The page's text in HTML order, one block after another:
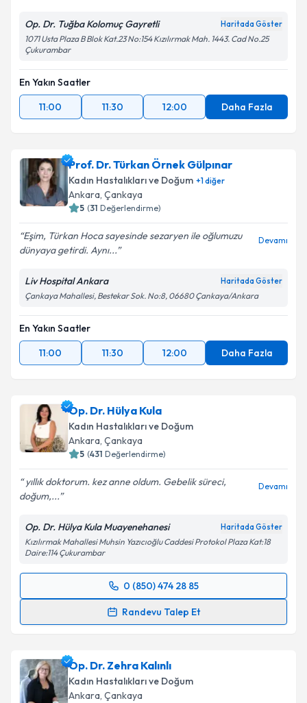
Op. Dr. Tuğba Kolomuç Gayretli Haritada Göster
1071 Usta Plaza B Blok Kat.23 No:154 Kızılırmak Mah. 1443. Cad No.25
Çukurambar
En Yakın Saatler
11:00
11:30 12:00 Daha Fazla
Prof. Dr. Türkan Örnek Gülpınar
Kadın Hastalıkları ve Doğum +1diğer
Ankara, Çankaya
5 (31 Değerlendirme)
Eşim, Türkan Hoca sayesinde sezaryen ile oğlumuzu
dünyaya getirdi. Aynı...
Devamı
Liv Hospital Ankara Haritada Göster
Çankaya Mahallesi, Bestekar Sok. No:8, 06680 Çankaya/Ankara
En Yakın Saatler
11:00
11:30 12:00 Daha Fazla
Op. Dr. Hülya Kula
Kadın Hastalıkları ve Doğum
Ankara, Çankaya
5 (431 Değerlendirme)
yıllık doktorum. kez anne oldum. Gebelik süreci,
doğum,...
Devamı
Op. Dr. Hülya Kula Muayenehanesi Haritada Göster
Kızılırmak Mahallesi Muhsin Yazıcıoğlu Caddesi Protokol Plaza Kat:18
Daire:114 Çukurambar
0 (850) 474 28 85
Randevu Talep Et
Randevu Takvimi Talebi
takvim hazırlandığında e-posta ile bilgilendireceğiz.
E-posta Adresiniz
Op. Dr. Zehra Kalınlı
Kadın Hastalıkları ve Doğum
Ankara, Çankaya